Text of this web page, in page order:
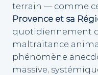
terrain — comme
Provence et sa
quotidiennement
maltraitance
phénomène
massive,